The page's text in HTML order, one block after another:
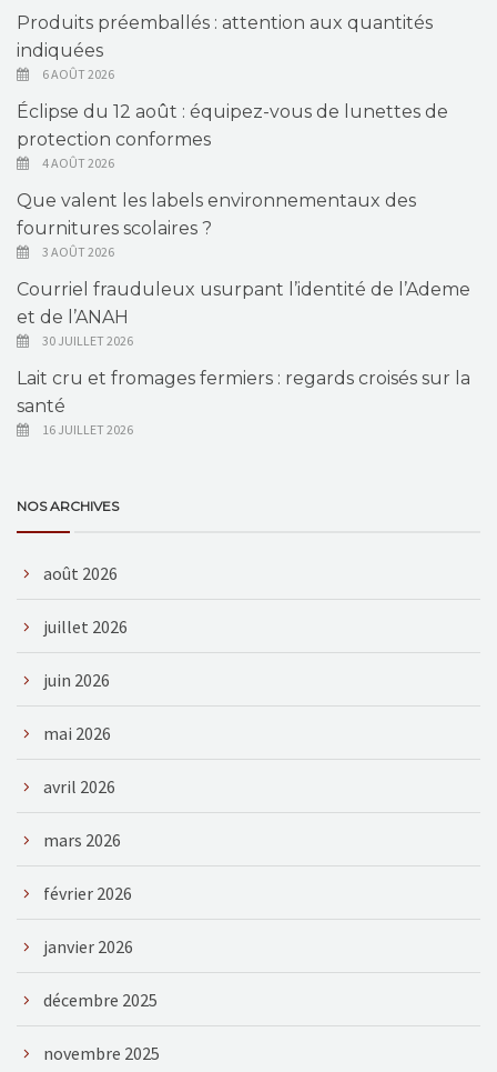
Produits préemballés : attention aux quantités
indiquées
6 AOÛT 2026
Éclipse du 12 août : équipez-vous de lunettes de
protection conformes
4 AOÛT 2026
Que valent les labels environnementaux des
fournitures scolaires ?
3 AOÛT 2026
Courriel frauduleux usurpant l’identité de l’Ademe
et de l’ANAH
30 JUILLET 2026
Lait cru et fromages fermiers : regards croisés sur la
santé
16 JUILLET 2026
NOS ARCHIVES
août 2026
juillet 2026
juin 2026
mai 2026
avril 2026
mars 2026
février 2026
janvier 2026
décembre 2025
novembre 2025